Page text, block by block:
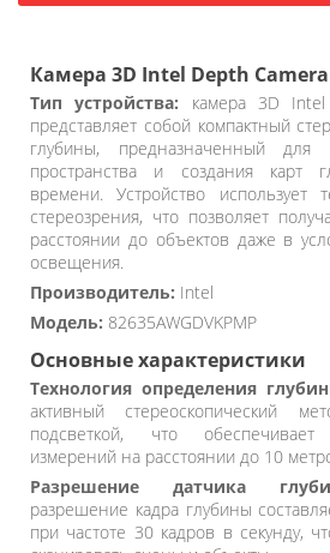
Камера 3D Intel Depth Camera
Тип устройства: камера 3D
представляет собой компактный
глубины, предназначенный для
пространства и создания карт
времени. Устройство использует
стереозрения, что позволяет
расстоянии до объектов даже в
освещения.
Производитель: Intel
Модель: 82635AWGDVKPMP
Основные характеристики
Технология определения
активный стереоскопический
подсветкой, что
измерений на расстоянии до 10
Разрешение датчика
разрешение кадра глубины
при частоте 30 кадров в секунду,